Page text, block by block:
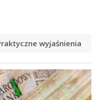
wyjaśnienia